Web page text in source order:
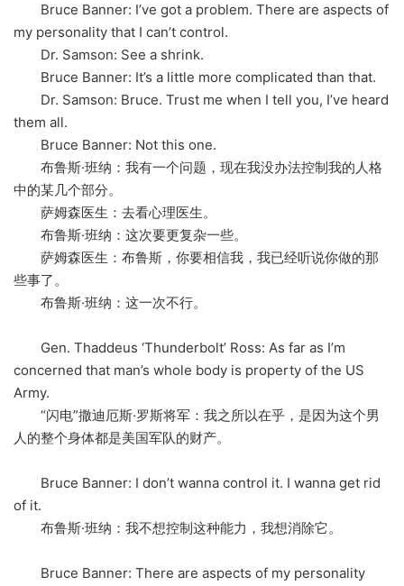
Bruce Banner: I’ve got a problem. There are aspects of
my personality that I can’t control.
Dr. Samson: See a shrink.
Bruce Banner: It’s a little more complicated than that.
Dr. Samson: Bruce. Trust me when I tell you, I’ve heard
them all.
Bruce Banner: Not this one.
布鲁斯·班纳：我有一个问题，现在我没办法控制我的人格
中的某几个部分。
萨姆森医生：去看心理医生。
布鲁斯·班纳：这次要更复杂一些。
萨姆森医生：布鲁斯，你要相信我，我已经听说你做的那
些事了。
布鲁斯·班纳：这一次不行。
Gen. Thaddeus ‘Thunderbolt’ Ross: As far as I’m
concerned that man’s whole body is property of the US
Army.
“闪电”撒迪厄斯·罗斯将军：我之所以在乎，是因为这个男
人的整个身体都是美国军队的财产。
Bruce Banner: I don’t wanna control it. I wanna get rid
of it.
布鲁斯·班纳：我不想控制这种能力，我想消除它。
Bruce Banner: There are aspects of my personality